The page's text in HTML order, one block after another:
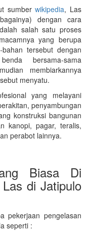
sumberwikipedia, Las
dengan cara
salah satu proses
yang berupa
tersebut dengan
bersama-sama
membiarkannya
menyatu.
yang melayani
penyambungan
konstruksi bangunan
kanopi, pagar, teralis,
perabot lainnya.
Biasa Di
di Jatipulo
pekerjaan pengelasan
seperti :